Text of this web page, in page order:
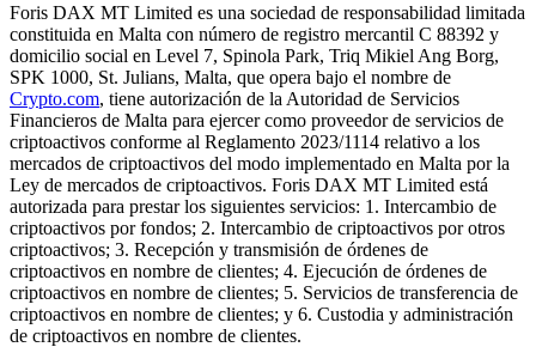
Foris DAX MT Limited es una sociedad de responsabilidad limitada
constituida en Malta con número de registro mercantil C 88392 y
domicilio social en Level 7, Spinola Park, Triq Mikiel Ang Borg,
SPK 1000, St. Julians, Malta, que opera bajo el nombre de
Crypto.com, tiene autorización de la Autoridad de Servicios
Financieros de Malta para ejercer como proveedor de servicios de
criptoactivos conforme al Reglamento 2023/1114 relativo a los
mercados de criptoactivos del modo implementado en Malta por la
Ley de mercados de criptoactivos. Foris DAX MT Limited está
autorizada para prestar los siguientes servicios: 1. Intercambio de
criptoactivos por fondos; 2. Intercambio de criptoactivos por otros
criptoactivos; 3. Recepción y transmisión de órdenes de
criptoactivos en nombre de clientes; 4. Ejecución de órdenes de
criptoactivos en nombre de clientes; 5. Servicios de transferencia de
criptoactivos en nombre de clientes; y 6. Custodia y administración
de criptoactivos en nombre de clientes.